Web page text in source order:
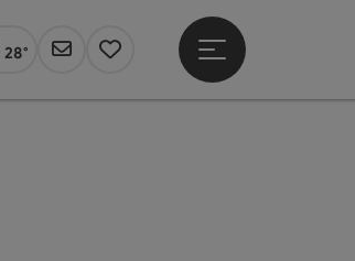
Aktuelles Wetter Linz, sonnig
28°
Newsletter
Merkzettel
Hauptmenü öffnen